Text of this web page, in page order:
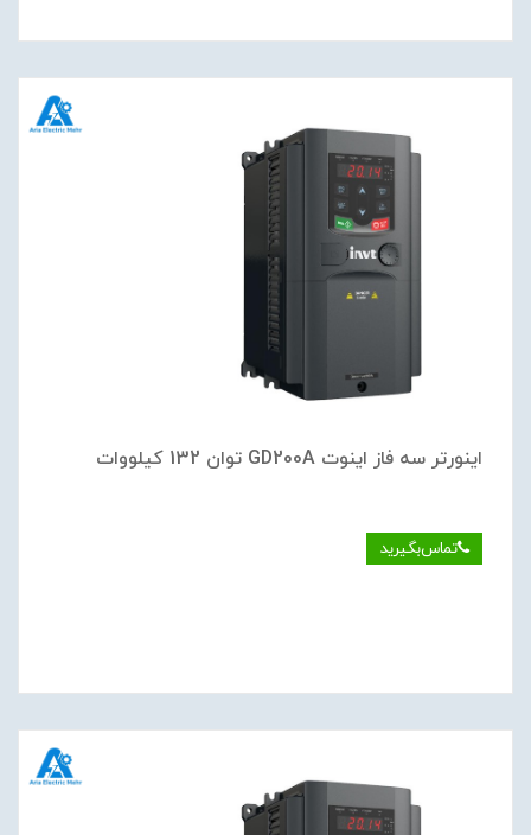
اینورتر سه فاز اینوت GD200A توان 132 کیلووات
تماس‌بگیرید